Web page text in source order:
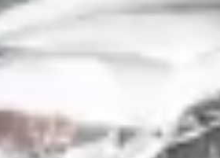
optie laten installeren. Want ze hadden
deze alsnog gemonteerd. Weer terug.
zij zichzelf tegen. Als klap op de vuurpijl.
Voor dezelfde installatien heb ik
bij "merk" Nederland. En toen.... En
ga NOOIT meer in zee gaan met deze
Terwolde Rijssen